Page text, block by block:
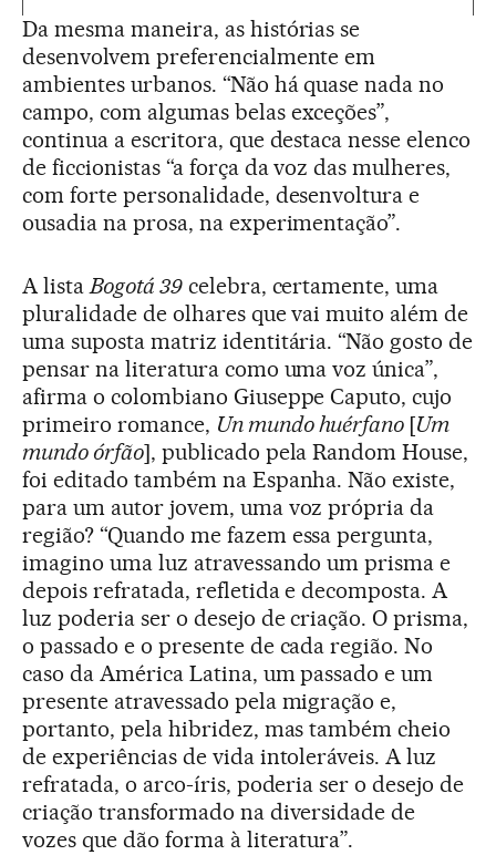
Da mesma maneira, as histórias se
desenvolvem preferencialmente em
ambientes urbanos. “Não há quase nada no
campo, com algumas belas exceções”,
continua a escritora, que destaca nesse elenco
de ficcionistas “a força da voz das mulheres,
com forte personalidade, desenvoltura e
ousadia na prosa, na experimentação”.
A listaBogotá 39celebra, certamente, uma
pluralidade de olhares que vai muito além de
uma suposta matriz identitária. “Não gosto de
pensar na literatura como uma voz única”,
afirma o colombiano Giuseppe Caputo, cujo
primeiro romance, Un mundo huérfano [Um
mundo órfão], publicado pela Random House,
foi editado também na Espanha. Não existe,
para um autor jovem, uma voz própria da
região? “Quando me fazem essa pergunta,
imagino uma luz atravessando um prisma e
depois refratada, refletida e decomposta. A
luz poderia ser o desejo de criação. O prisma,
o passado e o presente de cada região. No
caso da América Latina, um passado e um
presente atravessado pela migração e,
portanto, pela hibridez, mas também cheio
de experiências de vida intoleráveis. A luz
refratada, o arco-íris, poderia ser o desejo de
criação transformado na diversidade de
vozes que dão forma à literatura”.